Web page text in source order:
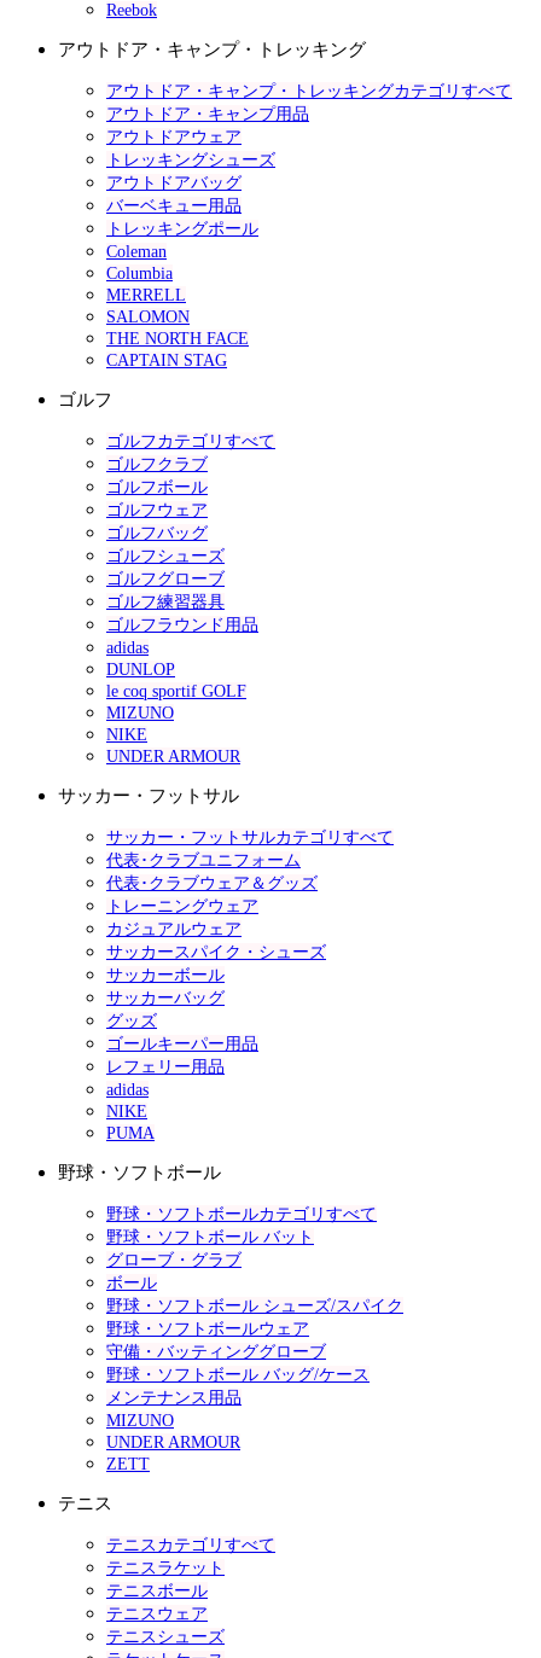
Reebok
アウトドア・キャンプ・トレッキング
アウトドア・キャンプ・トレッキングカテゴリすべて
アウトドア・キャンプ用品
アウトドアウェア
トレッキングシューズ
アウトドアバッグ
バーベキュー用品
トレッキングポール
Coleman
Columbia
MERRELL
SALOMON
THE NORTH FACE
CAPTAIN STAG
ゴルフ
ゴルフカテゴリすべて
ゴルフクラブ
ゴルフボール
ゴルフウェア
ゴルフバッグ
ゴルフシューズ
ゴルフグローブ
ゴルフ練習器具
ゴルフラウンド用品
adidas
DUNLOP
le coq sportif GOLF
MIZUNO
NIKE
UNDER ARMOUR
サッカー・フットサル
サッカー・フットサルカテゴリすべて
代表･クラブユニフォーム
代表･クラブウェア＆グッズ
トレーニングウェア
カジュアルウェア
サッカースパイク・シューズ
サッカーボール
サッカーバッグ
グッズ
ゴールキーパー用品
レフェリー用品
adidas
NIKE
PUMA
野球・ソフトボール
野球・ソフトボールカテゴリすべて
野球・ソフトボール バット
グローブ・グラブ
ボール
野球・ソフトボール シューズ/スパイク
野球・ソフトボールウェア
守備・バッティンググローブ
野球・ソフトボール バッグ/ケース
メンテナンス用品
MIZUNO
UNDER ARMOUR
ZETT
テニス
テニスカテゴリすべて
テニスラケット
テニスボール
テニスウェア
テニスシューズ